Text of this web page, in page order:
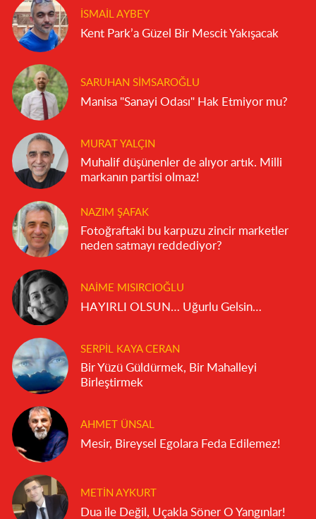
İSMAIL AYBEY
Kent Park’a Güzel Bir Mescit Yakışacak
SARUHAN SIMSAROĞLU
Manisa "Sanayi Odası" Hak Etmiyor mu?
MURAT YALÇIN
Muhalif düşünenler de alıyor artık. Milli
markanın partisi olmaz!
NAZIM ŞAFAK
Fotoğraftaki bu karpuzu zincir marketler
neden satmayı reddediyor?
NAIME MISIRCIOĞLU
HAYIRLI OLSUN… Uğurlu Gelsin…
SERPIL KAYA CERAN
Bir Yüzü Güldürmek, Bir Mahalleyi
Birleştirmek
AHMET ÜNSAL
Mesir, Bireysel Egolara Feda Edilemez!
METIN AYKURT
Dua ile Değil, Uçakla Söner O Yangınlar!